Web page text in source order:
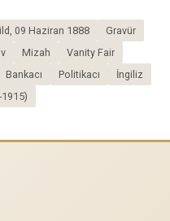
09 Haziran 1888
Gravür
Mizah
Vanity Fair
Bankacı Politikacı
İngiliz